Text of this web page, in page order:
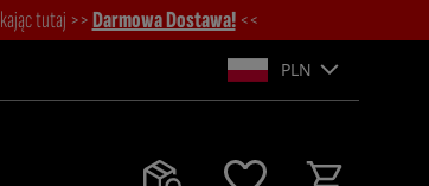
tutaj >>Darmowa Dostawa! <<
PLN